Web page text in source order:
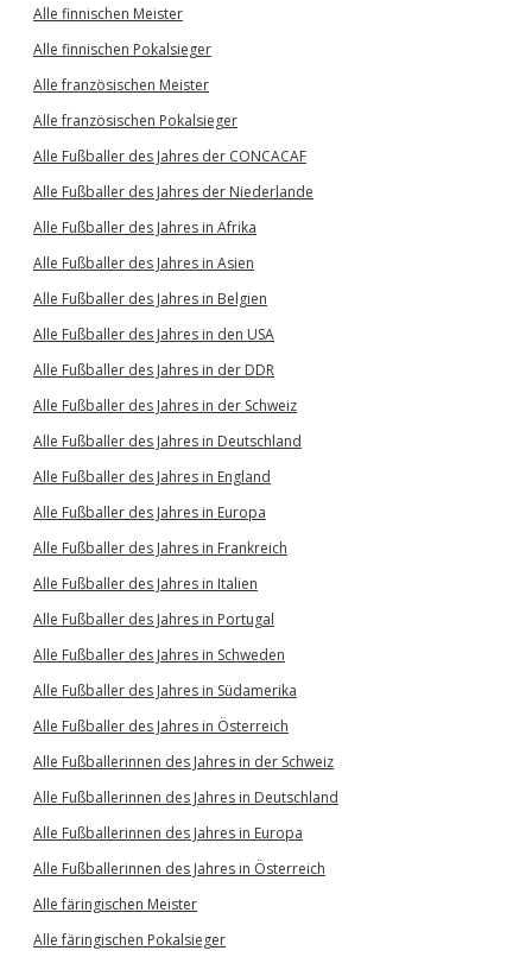
Alle finnischen Meister
Alle finnischen Pokalsieger
Alle französischen Meister
Alle französischen Pokalsieger
Alle Fußballer des Jahres der CONCACAF
Alle Fußballer des Jahres der Niederlande
Alle Fußballer des Jahres in Afrika
Alle Fußballer des Jahres in Asien
Alle Fußballer des Jahres in Belgien
Alle Fußballer des Jahres in den USA
Alle Fußballer des Jahres in der DDR
Alle Fußballer des Jahres in der Schweiz
Alle Fußballer des Jahres in Deutschland
Alle Fußballer des Jahres in England
Alle Fußballer des Jahres in Europa
Alle Fußballer des Jahres in Frankreich
Alle Fußballer des Jahres in Italien
Alle Fußballer des Jahres in Portugal
Alle Fußballer des Jahres in Schweden
Alle Fußballer des Jahres in Südamerika
Alle Fußballer des Jahres in Österreich
Alle Fußballerinnen des Jahres in der Schweiz
Alle Fußballerinnen des Jahres in Deutschland
Alle Fußballerinnen des Jahres in Europa
Alle Fußballerinnen des Jahres in Österreich
Alle färingischen Meister
Alle färingischen Pokalsieger